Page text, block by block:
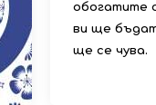
обогатите
ви ще
ще се чува.